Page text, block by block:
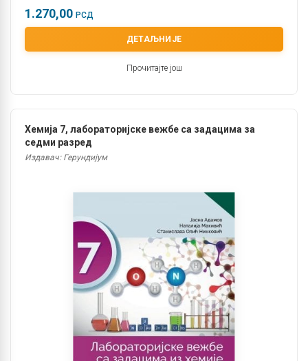
1.270,00 РСД
ДЕТАЉНИЈЕ
Прочитајте још
Хемија 7, лабораторијске вежбе са задацима за
седми разред
Издавач: Герундијум